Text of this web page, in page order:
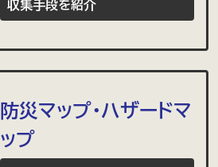
収集手段を紹介
防災マップ・ハザードマ
ップ